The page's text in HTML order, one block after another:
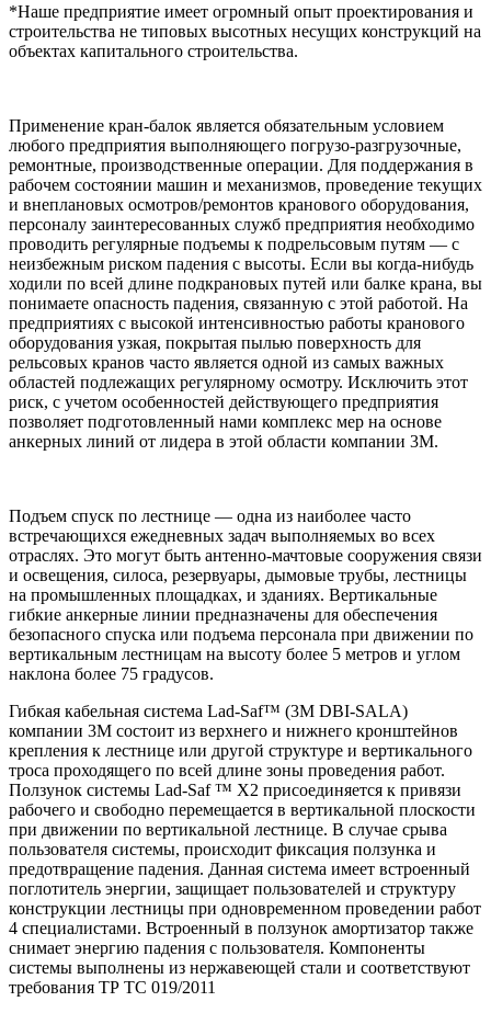
*Наше предприятие имеет огромный опыт проектирования и
строительства не типовых высотных несущих конструкций на
объектах капитального строительства.
Применение кран-балок является обязательным условием
любого предприятия выполняющего погрузо-разгрузочные,
ремонтные, производственные операции. Для поддержания в
рабочем состоянии машин и механизмов, проведение текущих
и внеплановых осмотров/ремонтов кранового оборудования,
персоналу заинтересованных служб предприятия необходимо
проводить регулярные подъемы к подрельсовым путям — с
неизбежным риском падения с высоты. Если вы когда-нибудь
ходили по всей длине подкрановых путей или балке крана, вы
понимаете опасность падения, связанную с этой работой. На
предприятиях с высокой интенсивностью работы кранового
оборудования узкая, покрытая пылью поверхность для
рельсовых кранов часто является одной из самых важных
областей подлежащих регулярному осмотру. Исключить этот
риск, с учетом особенностей действующего предприятия
позволяет подготовленный нами комплекс мер на основе
анкерных линий от лидера в этой области компании 3M.
Подъем спуск по лестнице — одна из наиболее часто
встречающихся ежедневных задач выполняемых во всех
отраслях. Это могут быть антенно-мачтовые сооружения связи
и освещения, силоса, резервуары, дымовые трубы, лестницы
на промышленных площадках, и зданиях. Вертикальные
гибкие анкерные линии предназначены для обеспечения
безопасного спуска или подъема персонала при движении по
вертикальным лестницам на высоту более 5 метров и углом
наклона более 75 градусов.
Гибкая кабельная система Lad-Saf™ (3M DBI-SALA)
компании 3М состоит из верхнего и нижнего кронштейнов
крепления к лестнице или другой структуре и вертикального
троса проходящего по всей длине зоны проведения работ.
Ползунок системы Lad-Saf ™ Х2 присоединяется к привязи
рабочего и свободно перемещается в вертикальной плоскости
при движении по вертикальной лестнице. В случае срыва
пользователя системы, происходит фиксация ползунка и
предотвращение падения. Данная система имеет встроенный
поглотитель энергии, защищает пользователей и структуру
конструкции лестницы при одновременном проведении работ
4 специалистами. Встроенный в ползунок амортизатор также
снимает энергию падения с пользователя. Компоненты
системы выполнены из нержавеющей стали и соответствуют
требования ТР ТС 019/2011